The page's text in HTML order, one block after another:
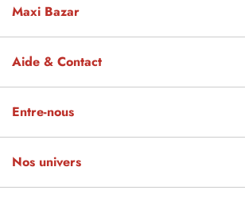
Maxi Bazar
Aide & Contact
Entre-nous
Nos univers